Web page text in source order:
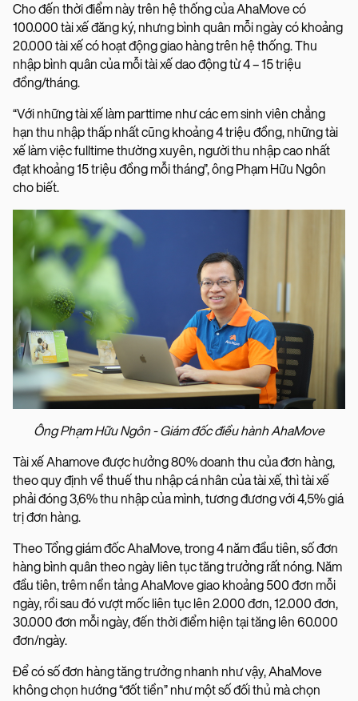
Cho đến thời điểm này trên hệ thống của AhaMove có
100.000 tài xế đăng ký, nhưng bình quân mỗi ngày có khoảng
20.000 tài xế có hoạt động giao hàng trên hệ thống. Thu
nhập bình quân của mỗi tài xế dao động từ 4 – 15 triệu
đồng/tháng.
“Với những tài xế làm parttime như các em sinh viên chẳng
hạn thu nhập thấp nhất cũng khoảng 4 triệu đồng, những tài
xế làm việc fulltime thường xuyên, người thu nhập cao nhất
đạt khoảng 15 triệu đồng mỗi tháng”, ông Phạm Hữu Ngôn
cho biết.
Ông Phạm Hữu Ngôn - Giám đốc điều hành AhaMove
Tài xế Ahamove được hưởng 80% doanh thu của đơn hàng,
theo quy định về thuế thu nhập cá nhân của tài xế, thì tài xế
phải đóng 3,6% thu nhập của mình, tương đương với 4,5% giá
trị đơn hàng.
Theo Tổng giám đốc AhaMove, trong 4 năm đầu tiên, số đơn
hàng bình quân theo ngày liên tục tăng trưởng rất nóng. Năm
đầu tiên, trêm nền tảng AhaMove giao khoảng 500 đơn mỗi
ngày, rồi sau đó vượt mốc liên tục lên 2.000 đơn, 12.000 đơn,
30.000 đơn mỗi ngày, đến thời điểm hiện tại tăng lên 60.000
đơn/ngày.
Để có số đơn hàng tăng trưởng nhanh như vậy, AhaMove
không chọn hướng “đốt tiền” như một số đối thủ mà chọn